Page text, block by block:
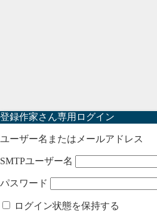
登録作家さん専用ログイン
ユーザー名またはメールアドレス
SMTPユーザー名
パスワード
ログイン状態を保持する